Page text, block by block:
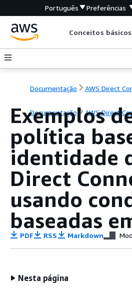
Português Preferências
Conceitos básicos
Documentação AWS Direct
Documentação AWS Direct
Exemplos
política
identidade
Direct
usando
baseadas
PDF RSS Markdown
Nesta página